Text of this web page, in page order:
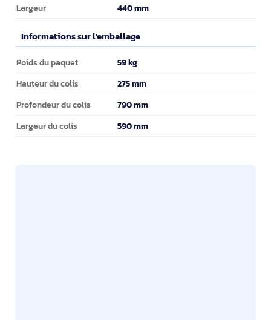
Largeur 440 mm
Informations sur l'emballage
Informations sur l'emballage
Poids du paquet 59 kg
Hauteur du colis 275 mm
Profondeur du colis 790 mm
Largeur du colis 590 mm